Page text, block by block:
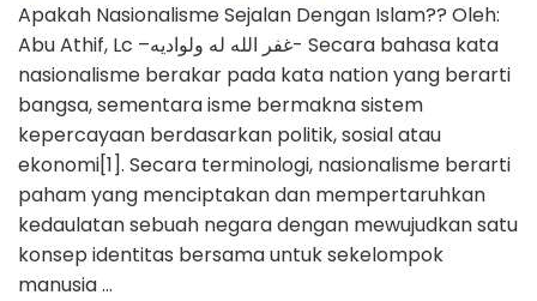
Apakah Nasionalisme Sejalan Dengan Islam?? Oleh:
Abu Athif, Lc –غفر الله له ولواديه- Secara bahasa kata
nasionalisme berakar pada kata nation yang berarti
bangsa, sementara isme bermakna sistem
kepercayaan berdasarkan politik, sosial atau
ekonomi[1]. Secara terminologi, nasionalisme berarti
paham yang menciptakan dan mempertaruhkan
kedaulatan sebuah negara dengan mewujudkan satu
konsep identitas bersama untuk sekelompok
manusia …